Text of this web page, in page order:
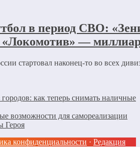
в период СВО:
«Локомотив» —
стартовал наконец-то во всех
как теперь снимать наличные
возможности для самореализации
Героя
конфиденциальности · Редакция